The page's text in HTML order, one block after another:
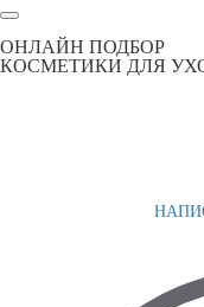
ОНЛАЙН ПОДБОР
КОСМЕТИКИ ДЛЯ